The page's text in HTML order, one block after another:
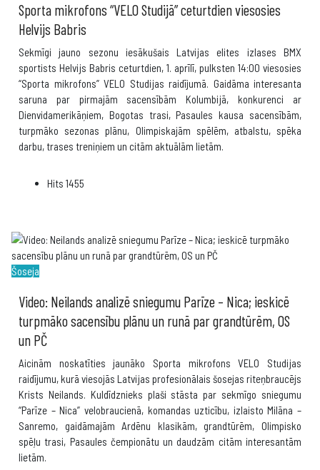
Sporta mikrofons “VELO Studijā” ceturtdien viesosies
Helvijs Babris
Sekmīgi jauno sezonu iesākušais Latvijas elites izlases BMX
sportists Helvijs Babris ceturtdien, 1. aprīlī, pulksten 14:00 viesosies
“Sporta mikrofons” VELO Studijas raidījumā. Gaidāma interesanta
saruna par pirmajām sacensībām Kolumbijā, konkurenci ar
Dienvidamerikāņiem, Bogotas trasi, Pasaules kausa sacensībām,
turpmāko sezonas plānu, Olimpiskajām spēlēm, atbalstu, spēka
darbu, trases treniņiem un citām aktuālām lietām.
Hits 1455
Šoseja
Video: Neilands analizē sniegumu Parīze – Nica; ieskicē
turpmāko sacensību plānu un runā par grandtūrēm, OS
un PČ
Aicinām noskatīties jaunāko Sporta mikrofons VELO Studijas
raidījumu, kurā viesojās Latvijas profesionālais šosejas riteņbraucējs
Krists Neilands. Kuldīdznieks plaši stāsta par sekmīgo sniegumu
“Parīze – Nica” velobraucienā, komandas uzticību, izlaisto Milāna –
Sanremo, gaidāmajām Ardēnu klasikām, grandtūrēm, Olimpisko
spēļu trasi, Pasaules čempionātu un daudzām citām interesantām
lietām.